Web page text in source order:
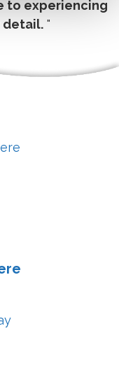
to experiencing
detail."